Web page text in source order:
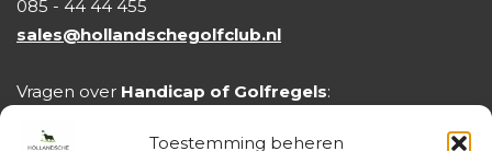
Toestemming beheren
Wil jij werken aan je golfspel met een
nuchtere en ervaren coach? Boek dan een les
085 - 44 44 455
sales@hollandschegolfclub.nl
Vragen over Handicap of Golfregels: